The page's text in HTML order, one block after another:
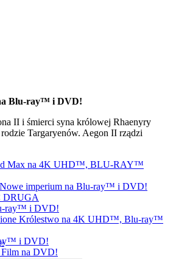
Blu-ray™ i DVD!
II i śmierci syna królowej Rhaenyry
Targaryenów. Aegon II rządzi
Max na 4K UHD™, BLU-RAY™
imperium na Blu-ray™ i DVD!
DRUGA
ray™ i DVD!
Królestwo na 4K UHD™, Blu-ray™
i DVD!
Film na DVD!